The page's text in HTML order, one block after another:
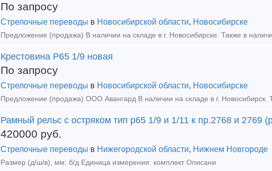
По запросу
Стрелочные переводы в Новосибирской области, Новосибирске
Крестовина Р65 1/9 новая
По запросу
Стрелочные переводы в Новосибирской области, Новосибирске
Рамный рельс с остряком тип р65 1/9 и 1/11 к пр.2768 и 2769
420000 руб.
Стрелочные переводы в Нижегородской области, Нижнем Новгороде
Размер (д/ш/в), мм: б/д Единица измерения: комплект Описани